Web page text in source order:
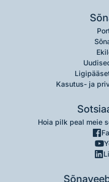
Kasutus- ja
Hoia pilk peal meie